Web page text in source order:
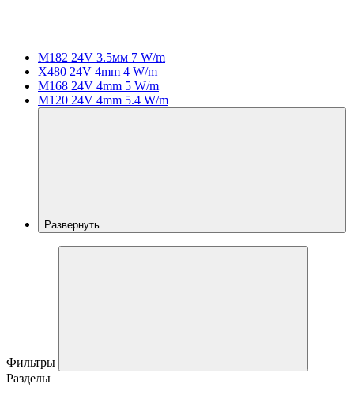
M182 24V 3.5мм 7 W/m
X480 24V 4mm 4 W/m
M168 24V 4mm 5 W/m
M120 24V 4mm 5.4 W/m
Развернуть
Фильтры
Разделы